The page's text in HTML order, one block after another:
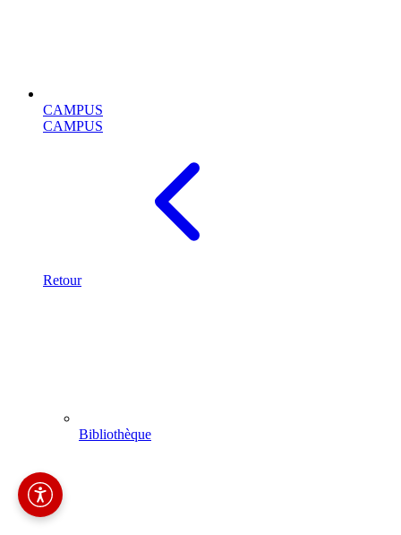
CAMPUS
CAMPUS
Retour
Bibliothèque